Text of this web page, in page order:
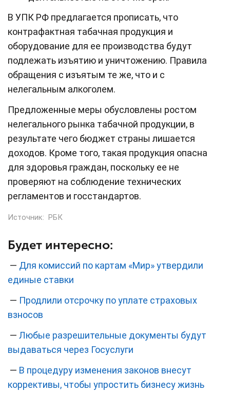
В УПК РФ предлагается прописать, что
контрафактная табачная продукция и
оборудование для ее производства будут
подлежать изъятию и уничтожению. Правила
обращения с изъятым те же, что и с
нелегальным алкоголем.
Предложенные меры обусловлены ростом
нелегального рынка табачной продукции, в
результате чего бюджет страны лишается
доходов. Кроме того, такая продукция опасна
для здоровья граждан, поскольку ее не
проверяют на соблюдение технических
регламентов и госстандартов.
Источник: РБК
Будет интересно:
— Для комиссий по картам «Мир» утвердили
единые ставки
— Продлили отсрочку по уплате страховых
взносов
— Любые разрешительные документы будут
выдаваться через Госуслуги
— В процедуру изменения законов внесут
коррективы, чтобы упростить бизнесу жизнь